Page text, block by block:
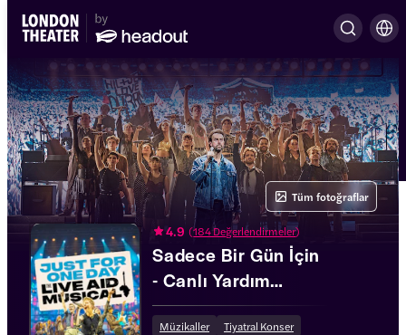
4.9 (184 Değerlendirmeler)
Sadece Bir Gün İçin
- Canlı Yardım
Müzikali
Müzikaller
Tiyatral Konser
Tüm fotoğraflar